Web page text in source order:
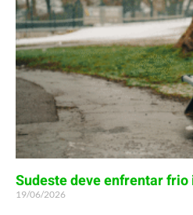
Sudeste deve enfrentar
19/06/2026